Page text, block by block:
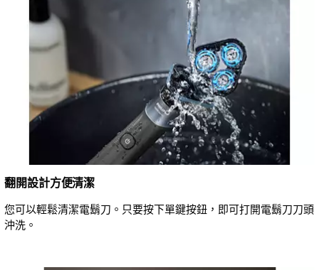
翻開設計方便清潔
您可以輕鬆清潔電鬍刀。只要按下單鍵按鈕，即可打開電鬍刀刀頭
沖洗。